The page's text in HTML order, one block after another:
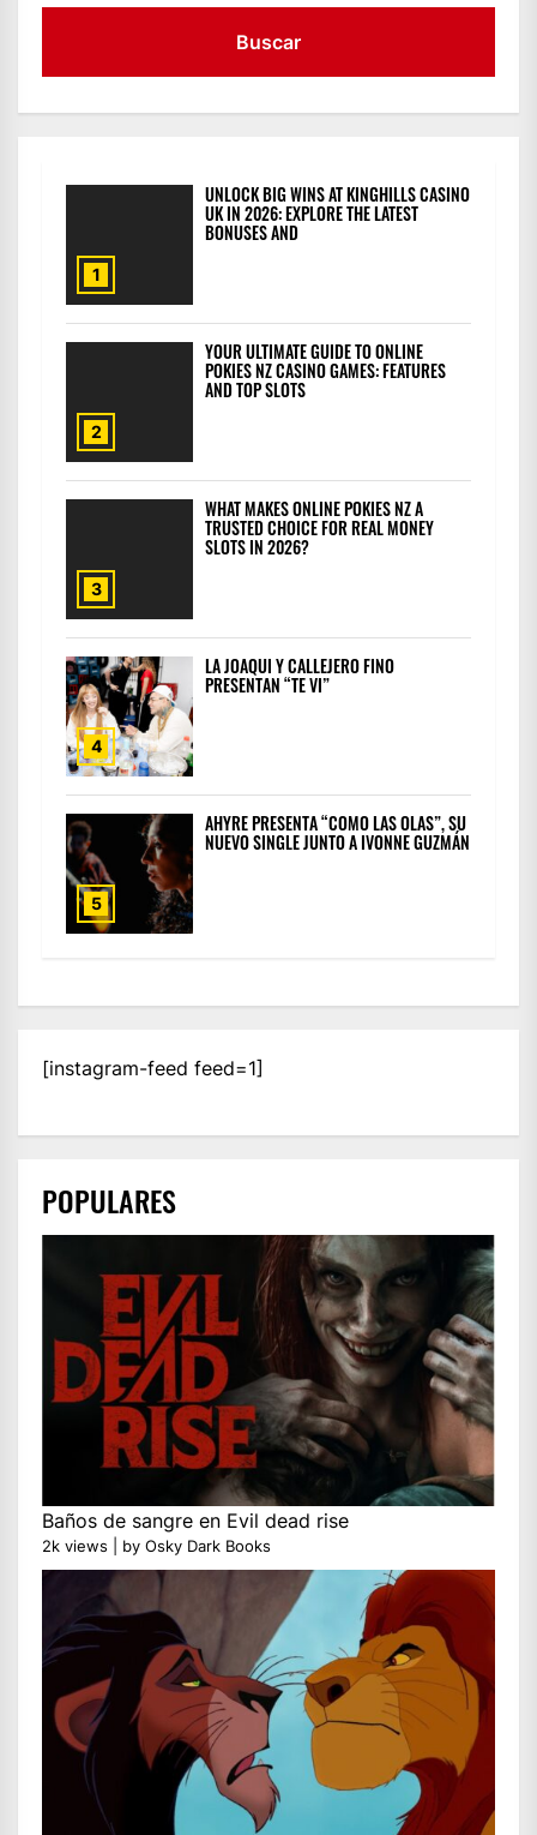
1
UNLOCK BIG WINS AT KINGHILLS CASINO
UK IN 2026: EXPLORE THE LATEST
BONUSES AND
2
YOUR ULTIMATE GUIDE TO ONLINE
POKIES NZ CASINO GAMES: FEATURES
AND TOP SLOTS
3
WHAT MAKES ONLINE POKIES NZ A
TRUSTED CHOICE FOR REAL MONEY
SLOTS IN 2026?
4
LA JOAQUI Y CALLEJERO FINO
PRESENTAN “TE VI”
5
AHYRE PRESENTA “COMO LAS OLAS”, SU
NUEVO SINGLE JUNTO A IVONNE GUZMÁN
[instagram-feed feed=1]
POPULARES
Baños de sangre en Evil dead rise
2k views by Osky Dark Books